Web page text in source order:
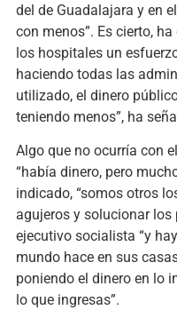
del de Guadalajara y en
con menos”. Es cierto,
los hospitales un
haciendo todas las
utilizado, el dinero
teniendo menos”, ha
Algo que no ocurría con
“había dinero, pero
indicado, “somos otros
agujeros y solucionar los
ejecutivo socialista “y
mundo hace en sus
poniendo el dinero en lo
lo que ingresas”.